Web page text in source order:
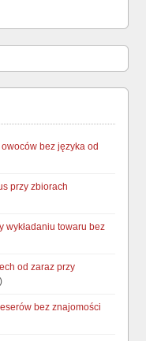
bez języka od
przy zbiorach
wykładaniu towaru bez
od zaraz przy
bez znajomości